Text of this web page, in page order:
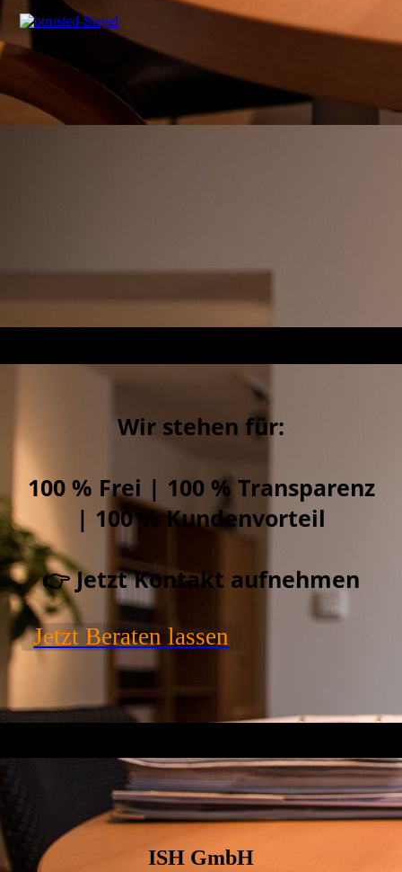
Wir stehen für:
100 % Frei | 100 % Transparenz
| 100 % Kundenvorteil
👉 Jetzt Kontakt aufnehmen
Jetzt Beraten lassen
ISH GmbH